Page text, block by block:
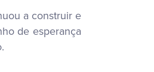
a construir e
de esperança